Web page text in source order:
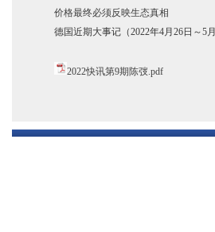
价格最终必须反映生态真相
德国近期大事记（2022年4月 26日～5月
2022快讯第9期陈弢.pdf